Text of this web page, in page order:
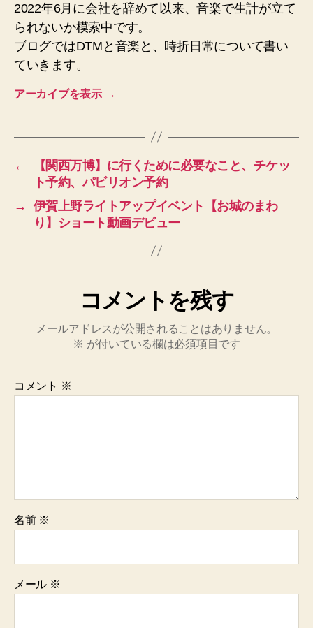
2022年6月に会社を辞めて以来、音楽で生計が立て
られないか模索中です。
ブログではDTMと音楽と、時折日常について書い
ていきます。
アーカイブを表示 →
←
【関西万博】に行くために必要なこと、チケッ
ト予約、パビリオン予約
→
伊賀上野ライトアップイベント【お城のまわ
り】ショート動画デビュー
コメントを残す
メールアドレスが公開されることはありません。
※ が付いている欄は必須項目です
コメント ※
名前 ※
メール ※